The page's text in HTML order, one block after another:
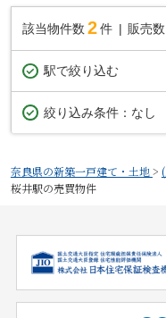
該当物件数 2件 販売数
駅で絞り込む
絞り込み条件： なし
奈良県の新築一戸建て・土地>
桜井駅の売買物件